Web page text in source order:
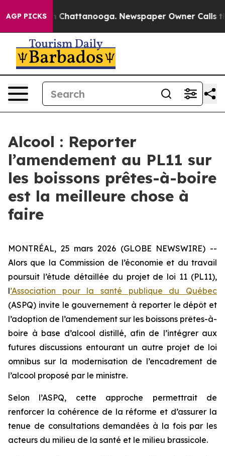
AGP PICKS
Chaos in Chattanooga. Newspaper Owner Calls
Alcool : Reporter
l’amendement au PL11 sur
les boissons prêtes-à-boire
est la meilleure chose à
faire
MONTRÉAL, 25 mars 2026 (GLOBE NEWSWIRE) --
Alors que la Commission de l’économie et du travail
poursuit l’étude détaillée du projet de loi 11 (PL11),
l’Association pour la santé publique du Québec
(ASPQ) invite le gouvernement à reporter le dépôt et
l’adoption de l’amendement sur les boissons prêtes-à-
boire à base d’alcool distillé, afin de l’intégrer aux
futures discussions entourant un autre projet de loi
omnibus sur la modernisation de l’encadrement de
l’alcool proposé par le ministre.
Selon l’ASPQ, cette approche permettrait de
renforcer la cohérence de la réforme et d’assurer la
tenue de consultations demandées à la fois par les
acteurs du milieu de la santé et le milieu brassicole.